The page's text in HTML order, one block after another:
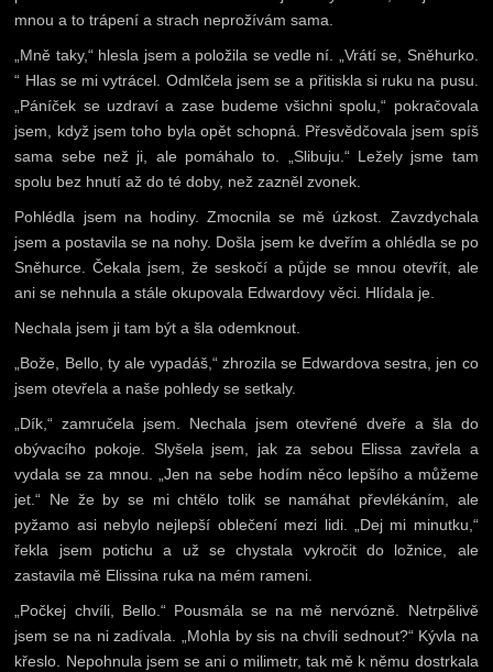
mnou a to trápení a strach neprožívám sama.
„Mně taky,“ hlesla jsem a položila se vedle ní. „Vrátí se, Sněhurko.
“ Hlas se mi vytrácel. Odmlčela jsem se a přitiskla si ruku na pusu.
„Páníček se uzdraví a zase budeme všichni spolu,“ pokračovala
jsem, když jsem toho byla opět schopná. Přesvědčovala jsem spíš
sama sebe než ji, ale pomáhalo to. „Slibuju.“ Ležely jsme tam
spolu bez hnutí až do té doby, než zazněl zvonek.
Pohlédla jsem na hodiny. Zmocnila se mě úzkost. Zavzdychala
jsem a postavila se na nohy. Došla jsem ke dveřím a ohlédla se po
Sněhurce. Čekala jsem, že seskočí a půjde se mnou otevřít, ale
ani se nehnula a stále okupovala Edwardovy věci. Hlídala je.
Nechala jsem ji tam být a šla odemknout.
„Bože, Bello, ty ale vypadáš,“ zhrozila se Edwardova sestra, jen co
jsem otevřela a naše pohledy se setkaly.
„Dík,“ zamručela jsem. Nechala jsem otevřené dveře a šla do
obývacího pokoje. Slyšela jsem, jak za sebou Elissa zavřela a
vydala se za mnou. „Jen na sebe hodím něco lepšího a můžeme
jet.“ Ne že by se mi chtělo tolik se namáhat převlékáním, ale
pyžamo asi nebylo nejlepší oblečení mezi lidi. „Dej mi minutku,“
řekla jsem potichu a už se chystala vykročit do ložnice, ale
zastavila mě Elissina ruka na mém rameni.
„Počkej chvíli, Bello.“ Pousmála se na mě nervózně. Netrpělivě
jsem se na ni zadívala. „Mohla by sis na chvíli sednout?“ Kývla na
křeslo. Nepohnula jsem se ani o milimetr, tak mě k němu dostrkala